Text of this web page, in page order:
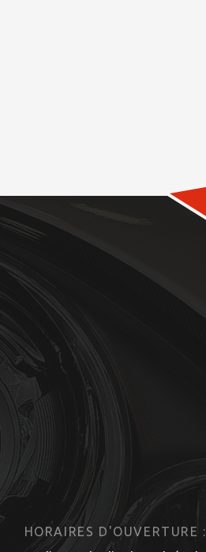
HORAIRES D'OUVERTURE :